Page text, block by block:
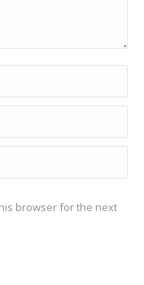
browser for the next